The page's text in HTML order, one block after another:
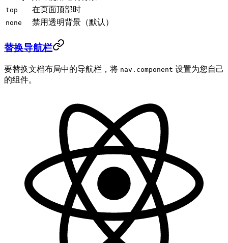
top 在页面顶部时
none 禁用透明背景（默认）
替换导航栏
要替换文档布局中的导航栏，将 nav.component 设置为您自己
的组件。